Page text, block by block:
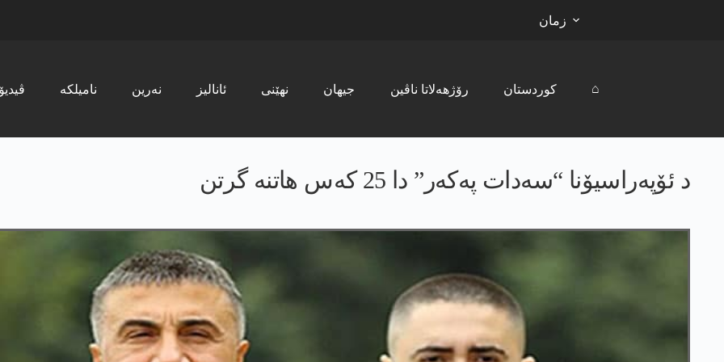
زمان
ڤیدیۆ نامیلکە نەرین ئانالیز نھێنی جیھان رۆژھەلاتا ناڤین کوردستان ⌂
د ئۆپەراسیۆنا “سەدات پەکەر” دا 25 کەس ھاتنە گرتن